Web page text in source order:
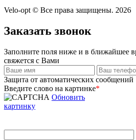
Velo-opt © Все права защищены. 2026
Заказать звонок
Заполните поля ниже и в ближайшее
свяжется с Вами
Защита от автоматических сообщений
Введите слово на картинке*
Обновить
картинку